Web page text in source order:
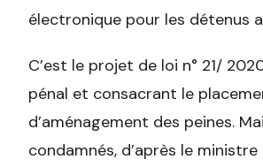
électronique pour les détenus
C’est le projet de loi n° 21/
pénal et consacrant le
d’aménagement des peines.
condamnés, d’après le